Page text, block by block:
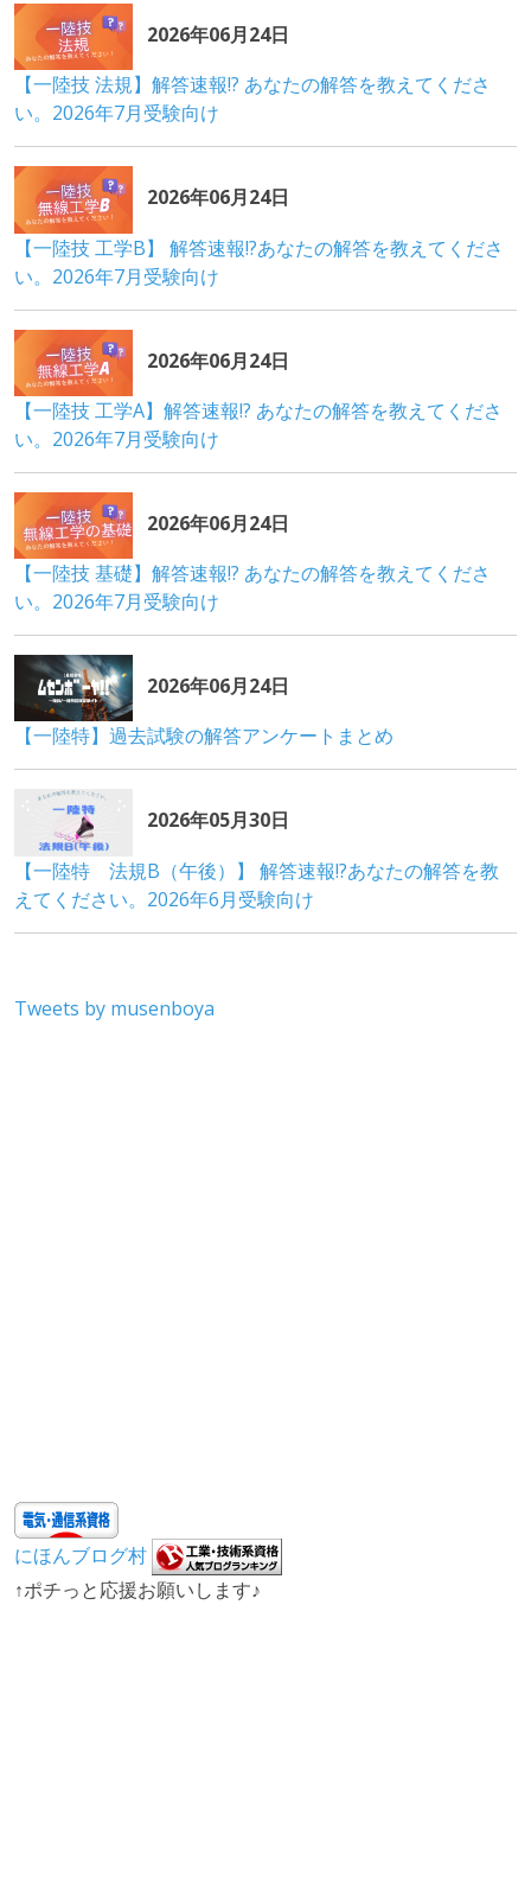
Tweets by musenboya
にほんブログ村
↑ポチっと応援お願いします♪